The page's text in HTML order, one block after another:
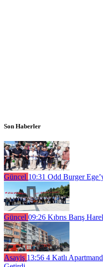
Son Haberler
Güncel 10:31 Odd Burger
Güncel 09:26 Kıbrıs Barış
Asayiş 13:56 4 Katlı